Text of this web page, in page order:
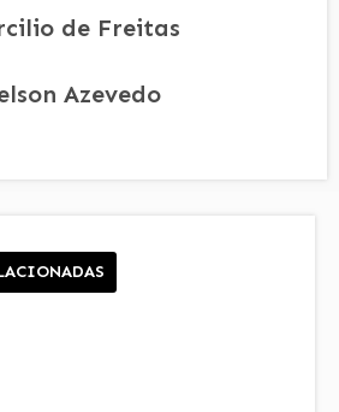
de Freitas
Azevedo